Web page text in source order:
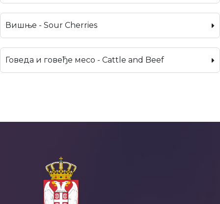
Вишње - Sour Cherries
Говеда и говеђе месо - Cattle and Beef